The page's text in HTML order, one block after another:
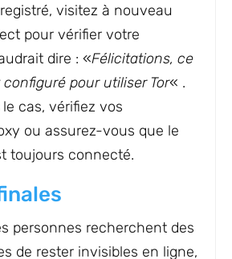
visitez à nouveau
pour vérifier votre
dire : «Félicitations, ce
pour utiliser Tor« .
le cas, vérifiez vos
ou assurez-vous que le
toujours connecté.
personnes recherchent des
de rester invisibles en ligne,